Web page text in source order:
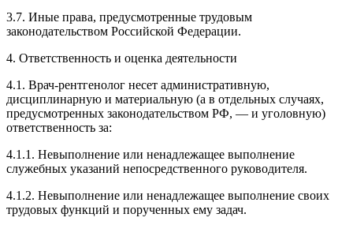
3.7. Иные права, предусмотренные трудовым
законодательством Российской Федерации.
4. Ответственность и оценка деятельности
4.1. Врач-рентгенолог несет административную,
дисциплинарную и материальную (а в отдельных случаях,
предусмотренных законодательством РФ, — и уголовную)
ответственность за:
4.1.1. Невыполнение или ненадлежащее выполнение
служебных указаний непосредственного руководителя.
4.1.2. Невыполнение или ненадлежащее выполнение своих
трудовых функций и порученных ему задач.